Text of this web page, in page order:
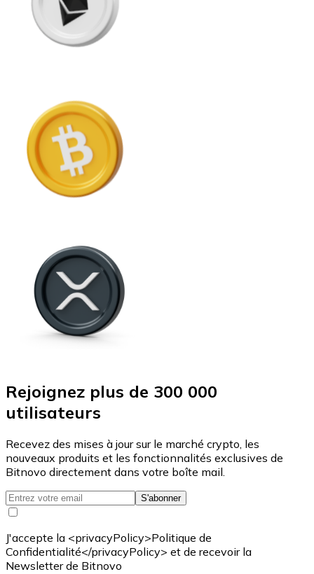
Rejoignez plus de 300 000
utilisateurs
Recevez des mises à jour sur le marché crypto, les
nouveaux produits et les fonctionnalités exclusives de
Bitnovo directement dans votre boîte mail.
S'abonner
J'accepte la <privacyPolicy>Politique de
Confidentialité</privacyPolicy> et de recevoir la
Newsletter de Bitnovo